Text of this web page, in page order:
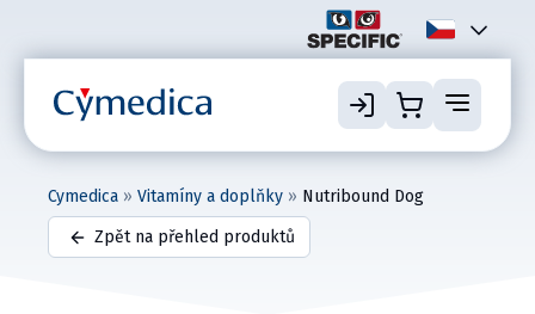
Cymedica » Vitamíny a doplňky » Nutribound Dog
Zpět na přehled produktů